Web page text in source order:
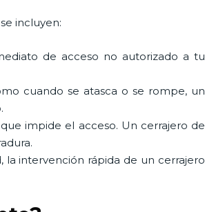
incluyen:
de acceso no autorizado a tu
cuando se atasca o se rompe, un
impide el acceso. Un cerrajero de
la intervención rápida de un cerrajero